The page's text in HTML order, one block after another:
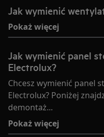
Jak wymienić
Pokaż więcej
Jak wymienić panel
Electrolux?
Chcesz wymienić panel
Electrolux? Poniżej
demontaż...
Pokaż więcej